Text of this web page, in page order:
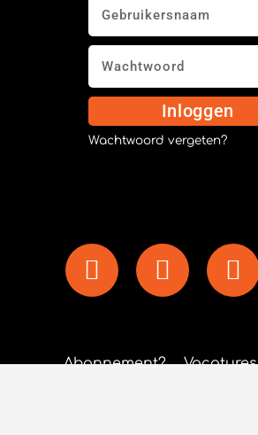
Inloggen
Wachtwoord vergeten?
Abonnement? Vacatures